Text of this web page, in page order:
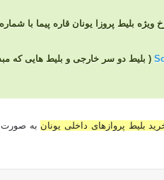
پروزا یونان قاره پیما با شماره های - 91028292-021 در
( بلیط دو سر خارجی و بلیط هایی که
بلیط پروازهای داخلی یونان به صورت